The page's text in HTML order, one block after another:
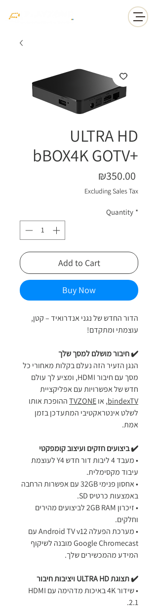
ULTRA HD
bBOX4K GOTV+
₪350.00
Excluding Sales Tax
Quantity *
Add to Cart
Buy Now
הדור החדש של נגני אנדרואיד – קטן,
עוצמתי ומתקדם!
✔️ חיבור מושלם למסך שלך
הנגן הזעיר הזה נעלם בקלות מאחורי כל
מסך עם חיבור HDMI, ומציע לך עולם
חדש של אפשרויות עם אפליקציית
bindexTV, אוTVZONEההופכת אותו
לשלט אינטראקטיבי המתעדכן בזמן
אמת.
✔️ ביצועים חזקים ועיצוב קומפקטי
• מעבד 4 ליבות דור חדש Y4 לעוצמת
עיבוד מקסימלית.
• אחסון פנימי 32GB עם אפשרות הרחבה
באמצעות כרטיס SD.
• זיכרון 2GB RAM לביצועים מהירים
וחלקים.
• מערכת הפעלה Android TV v12 עם
Google Chromecast מובנה לשיקוף
המידע מהמכשירים שלך.
✔️ תצוגת ULTRA HD ויציבות חיבור
• שידור 4K באיכות מדהימה עם HDMI
2.1.